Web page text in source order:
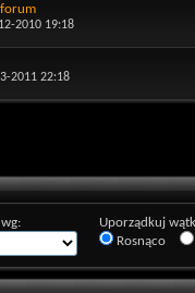
forum
2010 19:18
2011 22:18
Uporządkuj
Rosnąco